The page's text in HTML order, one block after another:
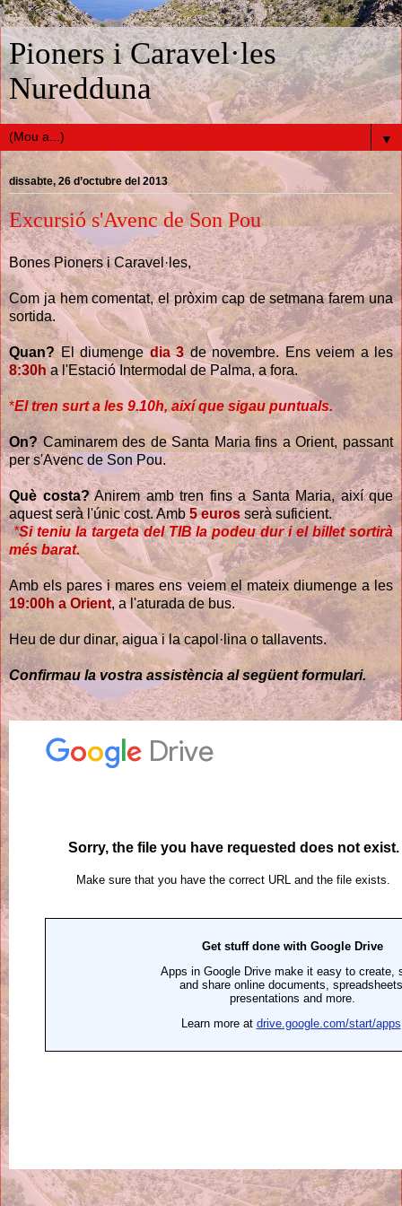
Pioners i Caravel·les
Nuredduna
▼
dissabte, 26 d’octubre del 2013
Excursió s'Avenc de Son Pou
Bones Pioners i Caravel·les,
Com ja hem comentat, el pròxim cap de setmana farem una
sortida.
Quan?El diumengedia 3de novembre. Ens veiem a les
8:30ha l'Estació Intermodal de Palma, a fora.
*El tren surt a les 9.10h, així que sigau puntuals.
On?Caminarem des de Santa Maria fins a Orient, passant
per s'Avenc de Son Pou.
Què costa?Anirem amb tren fins a Santa Maria, així que
aquest serà l'únic cost. Amb 5 eurosserà suficient.
*Si teniu la targeta del TIB la podeu dur i el billet sortirà
més barat.
Amb els pares i mares ens veiem el mateix diumenge a les
19:00h a Orient, a l'aturada de bus.
Heu de dur dinar, aigua i la capol·lina o tallavents.
Confirmau la vostra assistència al següent formulari.